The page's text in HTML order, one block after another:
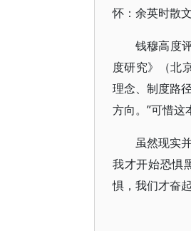
怀：余英时散
钱穆高度
度研究》（北
理念、制度路
方向。”可惜这
虽然现实
我才开始恐惧
惧，我们才奋